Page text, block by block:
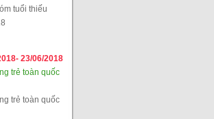
tuổi thiếu
23/06/2018
trẻ toàn quốc
trẻ toàn quốc